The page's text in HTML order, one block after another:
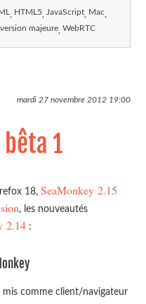
HTML5 JavaScript Mac
version majeure WebRTC
mardi 27 novembre 201219:00
1
18,SeaMonkey 2.15
, les nouveautés
2.14 :
comme client/navigateur